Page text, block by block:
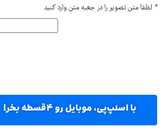
* لطفا متن تصویر را در جعبه متن وارد کنید